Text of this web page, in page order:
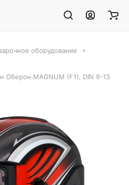
оборудование
Оберон MAGNUM (F1), DIN 9-13